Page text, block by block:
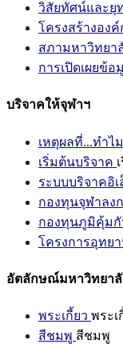
วิสัยทัศน์และยุ
โครงสร้างองค์
สภามหาวิทยา
การเปิดเผยข้
บริจาคให้จุฬาฯ
เหตุผลที่...ทำไ
เริ่มต้นบริจาค
ระบบบริจาคอิ
กองทุนจุฬาลง
กองทุนภูมิคุ้มกั
โครงการอุทย
อัตลักษณ์มหาวิทยา
พระเกี้ยว พระเ
สีชมพู สีชมพู